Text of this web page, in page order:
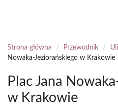
Strona główna / Przewodnik /
Nowaka-Jeziorańskiego w Krakowie
Plac Jana
w Krakowie